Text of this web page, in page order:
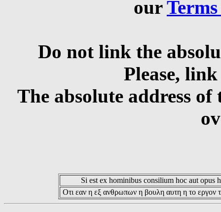
our
Do not link the
Please,
The absolute address
Si est ex hominibus consilium hoc aut opus
Οτι εαν η εξ ανθρωπων η βουλη αυτη η το εργον